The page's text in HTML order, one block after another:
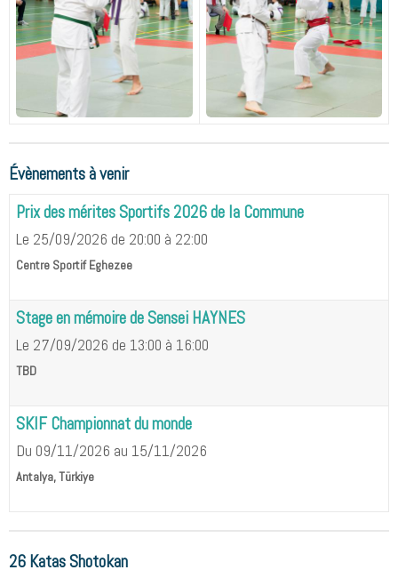
Évènements à venir
Prix des mérites Sportifs 2026 de la Commune
Le 25/09/2026 de 20:00 à 22:00
Centre Sportif Eghezee
Stage en mémoire de Sensei HAYNES
Le 27/09/2026 de 13:00 à 16:00
TBD
SKIF Championnat du monde
Du 09/11/2026 au 15/11/2026
Antalya, Türkiye
26 Katas Shotokan